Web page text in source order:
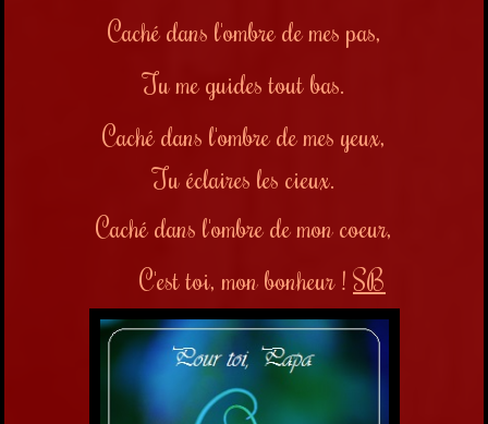
Caché dans l'ombre de mes pas,
Tu me guides tout bas.
Caché dans l'ombre de mes yeux,
Tu éclaires les cieux.
Caché dans l'ombre de mon coeur,
C'est toi, mon bonheur ! SB